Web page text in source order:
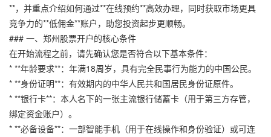
**，并重点介绍如何通过**在线预约**高效办理，同时获取市场更具
竞争力的**低佣金**账户，助您投资起步更顺畅。
### 一、郑州股票开户的核心条件
在开始流程之前，请先确认您是否符合以下基本条件：
* **年龄要求**：年满18周岁，具有完全民事行为能力的中国公民。
* **身份证明**：有效期内的中华人民共和国居民身份证原件。
* **银行卡**：本人名下的一张主流银行储蓄卡（用于第三方存管，
绑定资金账户）。
* **必备设备**：一部智能手机（用于在线操作和身份验证）或可连